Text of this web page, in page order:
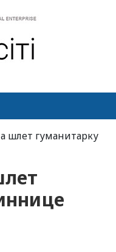
шлет гуманитарку